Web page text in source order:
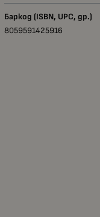
Баркод (ISBN, UPC, др.)
8059591425916